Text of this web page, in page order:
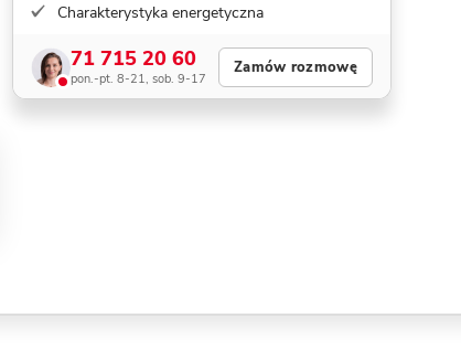
Charakterystyka energetyczna
71 715 20 60
pon.-pt. 8-21, sob. 9-17
Zamów rozmowę